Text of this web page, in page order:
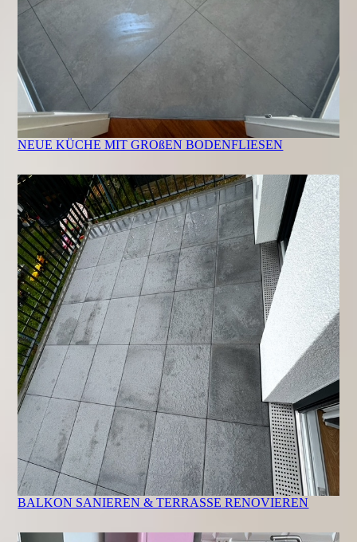
NEUE KÜCHE MIT GROßEN BODENFLIESEN
BALKON SANIEREN & TERRASSE RENOVIEREN